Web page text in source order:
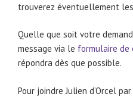
trouverez éventuellement
Quelle que soit votre
message via le formulaire de
répondra dès que possible.
Pour joindre Julien d’Orcel